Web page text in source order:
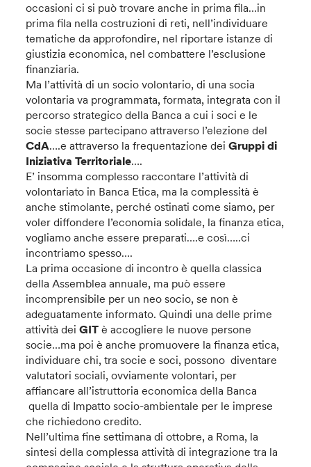
occasioni ci si può trovare anche in prima fila…in
prima fila nella costruzioni di reti, nell’individuare
tematiche da approfondire, nel riportare istanze di
giustizia economica, nel combattere l’esclusione
finanziaria.
Ma l’attività di un socio volontario, di una socia
volontaria va programmata, formata, integrata con il
percorso strategico della Banca a cui i soci e le
socie stesse partecipano attraverso l’elezione del
CdA….e attraverso la frequentazione deiGruppi di
Iniziativa Territoriale….
E’ insomma complesso raccontare l’attività di
volontariato in Banca Etica, ma la complessità è
anche stimolante, perché ostinati come siamo, per
voler diffondere l’economia solidale, la finanza etica,
vogliamo anche essere preparati….e così…..ci
incontriamo spesso….
La prima occasione di incontro è quella classica
della Assemblea annuale, ma può essere
incomprensibile per un neo socio, se non è
adeguatamente informato. Quindi una delle prime
attività deiGITè accogliere le nuove persone
socie…ma poi è anche promuovere la finanza etica,
individuare chi, tra socie e soci, possono diventare
valutatori sociali, ovviamente volontari, per
affiancare all’istruttoria economica della Banca
quella di Impatto socio-ambientale per le imprese
che richiedono credito.
Nell’ultima fine settimana di ottobre, a Roma, la
sintesi della complessa attività di integrazione tra la